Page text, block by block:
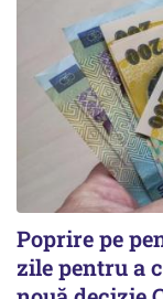
Poprire pe
zile pentru a